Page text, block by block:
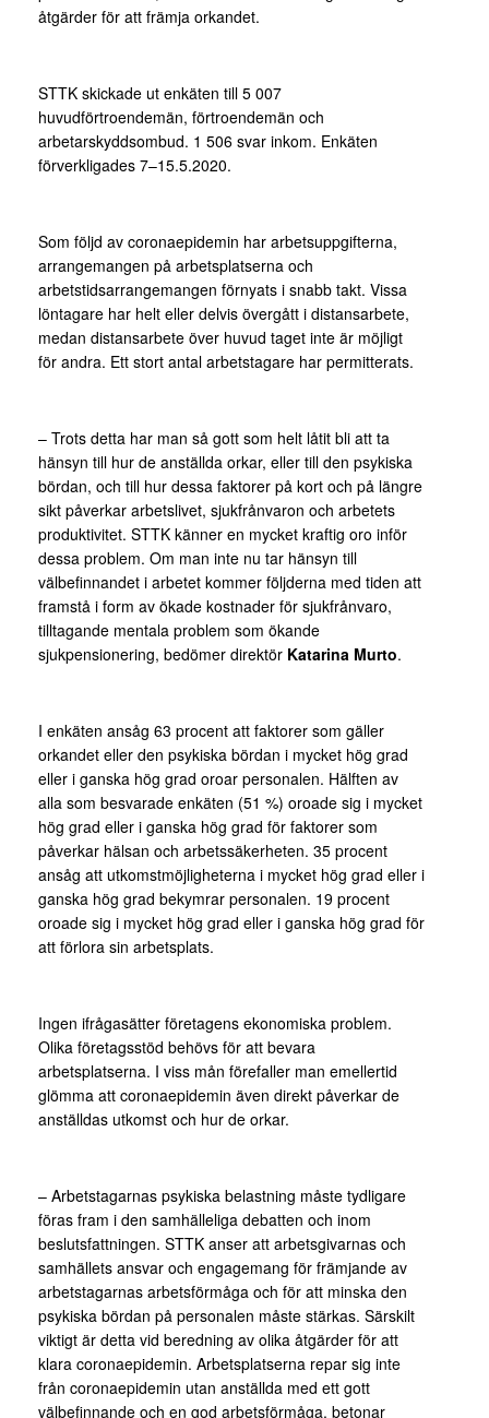
åtgärder för att främja orkandet.
STTK skickade ut enkäten till 5 007
huvudförtroendemän, förtroendemän och
arbetarskyddsombud. 1 506 svar inkom. Enkäten
förverkligades 7–15.5.2020.
Som följd av coronaepidemin har arbetsuppgifterna,
arrangemangen på arbetsplatserna och
arbetstidsarrangemangen förnyats i snabb takt. Vissa
löntagare har helt eller delvis övergått i distansarbete,
medan distansarbete över huvud taget inte är möjligt
för andra. Ett stort antal arbetstagare har permitterats.
– Trots detta har man så gott som helt låtit bli att ta
hänsyn till hur de anställda orkar, eller till den psykiska
bördan, och till hur dessa faktorer på kort och på längre
sikt påverkar arbetslivet, sjukfrånvaron och arbetets
produktivitet. STTK känner en mycket kraftig oro inför
dessa problem. Om man inte nu tar hänsyn till
välbefinnandet i arbetet kommer följderna med tiden att
framstå i form av ökade kostnader för sjukfrånvaro,
tilltagande mentala problem som ökande
sjukpensionering, bedömer direktör Katarina Murto.
I enkäten ansåg 63 procent att faktorer som gäller
orkandet eller den psykiska bördan i mycket hög grad
eller i ganska hög grad oroar personalen. Hälften av
alla som besvarade enkäten (51 %) oroade sig i mycket
hög grad eller i ganska hög grad för faktorer som
påverkar hälsan och arbetssäkerheten. 35 procent
ansåg att utkomstmöjligheterna i mycket hög grad eller i
ganska hög grad bekymrar personalen. 19 procent
oroade sig i mycket hög grad eller i ganska hög grad för
att förlora sin arbetsplats.
Ingen ifrågasätter företagens ekonomiska problem.
Olika företagsstöd behövs för att bevara
arbetsplatserna. I viss mån förefaller man emellertid
glömma att coronaepidemin även direkt påverkar de
anställdas utkomst och hur de orkar.
– Arbetstagarnas psykiska belastning måste tydligare
föras fram i den samhälleliga debatten och inom
beslutsfattningen. STTK anser att arbetsgivarnas och
samhällets ansvar och engagemang för främjande av
arbetstagarnas arbetsförmåga och för att minska den
psykiska bördan på personalen måste stärkas. Särskilt
viktigt är detta vid beredning av olika åtgärder för att
klara coronaepidemin. Arbetsplatserna repar sig inte
från coronaepidemin utan anställda med ett gott
välbefinnande och en god arbetsförmåga, betonar